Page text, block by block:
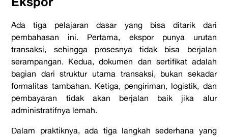
Ada tiga pelajaran dasar yang bisa ditarik dari
pembahasan ini. Pertama, ekspor punya urutan
transaksi, sehingga prosesnya tidak bisa berjalan
serampangan. Kedua, dokumen dan sertifikat adalah
bagian dari struktur utama transaksi, bukan sekadar
formalitas tambahan. Ketiga, pengiriman, logistik, dan
pembayaran tidak akan berjalan baik jika alur
administratifnya lemah.
Dalam praktiknya, ada tiga langkah sederhana yang